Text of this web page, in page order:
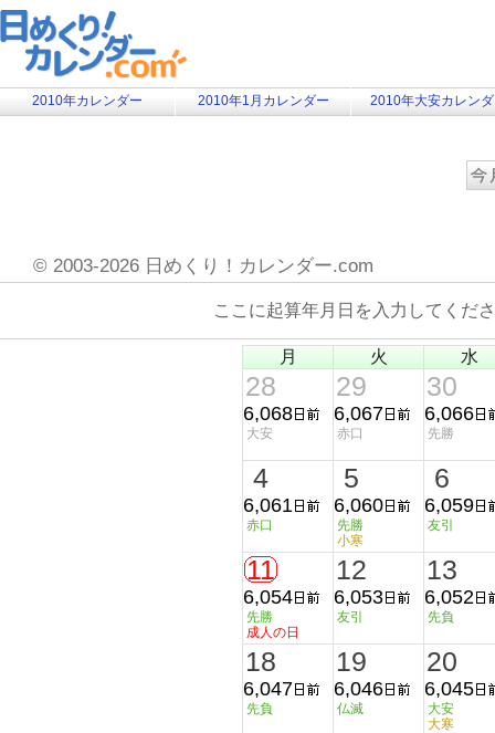
2010年カレンダー 2010年1月カレンダー 2010年大安カレン
© 2003-2026 日めくり！カレンダー.com
ここに起算年月日を入力してく
月 火 水
28
6,068
大安
29
6,067
赤口
30
6,066
先勝
4
6,061
赤口
5
6,060
先勝
小寒
6
6,059
友引
11
6,054
先勝
成人の日
12
6,053
友引
13
6,052
先負
18
6,047
先負
19
6,046
仏滅
20
6,045
大安
大寒